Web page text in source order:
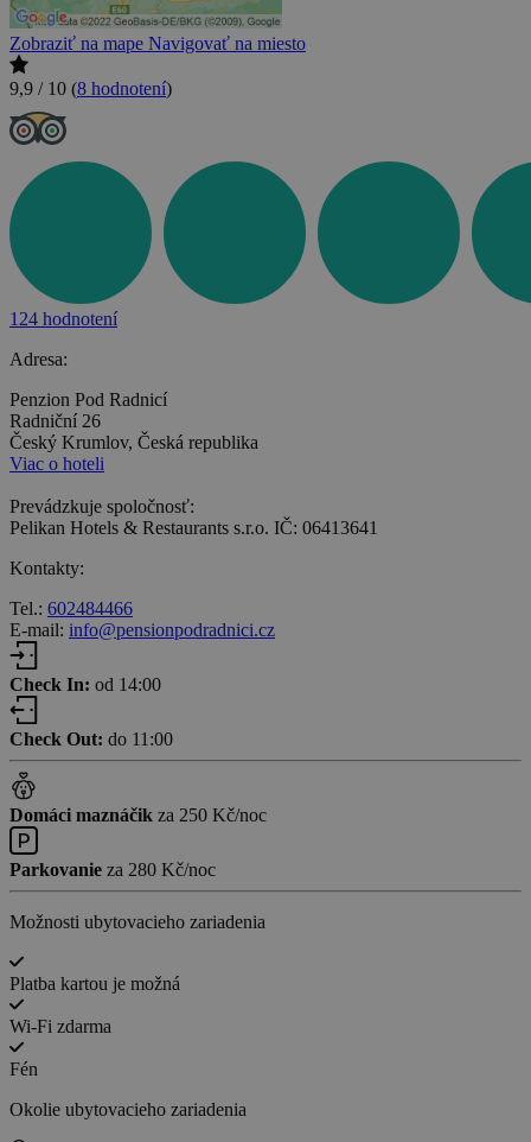
Zobraziť na mape Navigovať na miesto
9,9 / 10 (8 hodnotení)
124 hodnotení
Adresa:
Penzion Pod Radnicí
Radniční 26
Český Krumlov, Česká republika
Viac o hoteli
Prevádzkuje spoločnosť:
Pelikan Hotels & Restaurants s.r.o. IČ: 06413641
Kontakty:
Tel.: 602484466
E-mail: info@pensionpodradnici.cz
Check In: od 14:00
Check Out: do 11:00
Domáci maznáčik za 250 Kč/noc
Parkovanie za 280 Kč/noc
Možnosti ubytovacieho zariadenia
Platba kartou je možná
Wi-Fi zdarma
Fén
Okolie ubytovacieho zariadenia